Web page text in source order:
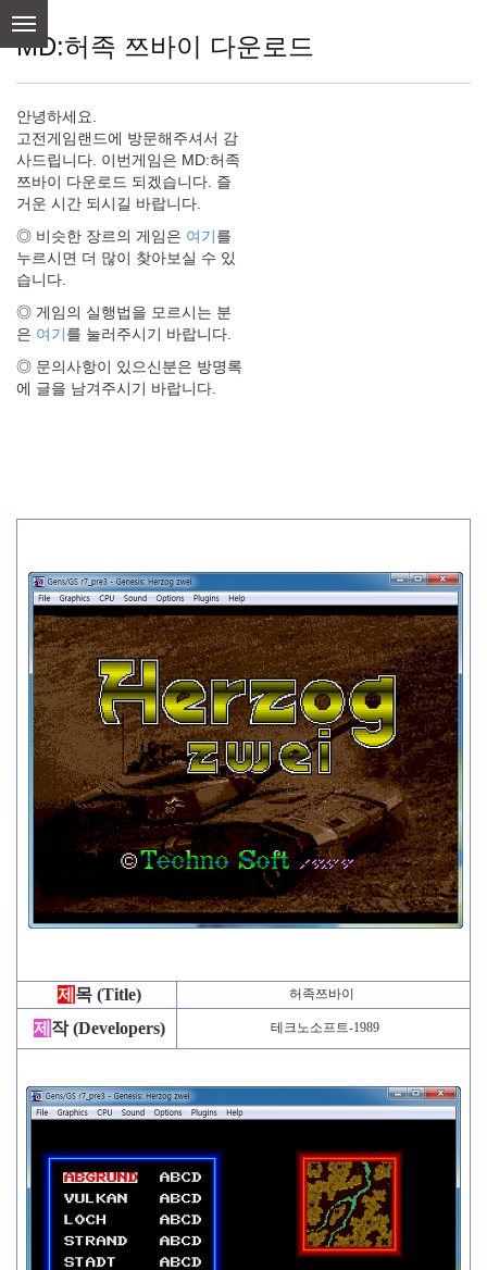
content
MD:허족 쯔바이 다운로드
안녕하세요.
고전게임랜드에 방문해주셔서 감
사드립니다. 이번게임은 MD:허족
쯔바이 다운로드 되겠습니다. 즐
거운 시간 되시길 바랍니다.
◎ 비슷한 장르의 게임은 여기를
누르시면 더 많이 찾아보실 수 있
습니다.
◎ 게임의 실행법을 모르시는 분
은 여기를 눌러주시기 바랍니다.
◎ 문의사항이 있으신분은 방명록
에 글을 남겨주시기 바랍니다.
제 목 (Title) 허족쯔바이
제 작 (Developers) 테크노소프트-1989